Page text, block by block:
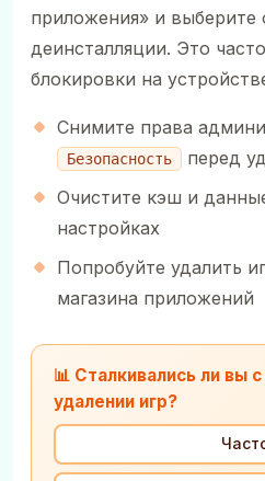
приложения» и
деинсталляции. Это
блокировки на
Снимите права
Безопасность
перед
Очистите кэш и
настройках
Попробуйте удалить
магазина приложений
📊 Сталкивались ли вы
удалении игр?